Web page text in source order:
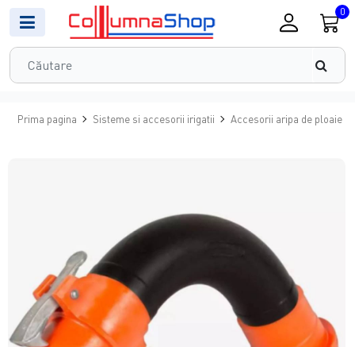
0
Prima pagina Sisteme si accesorii irigatii Accesorii aripa de ploaie